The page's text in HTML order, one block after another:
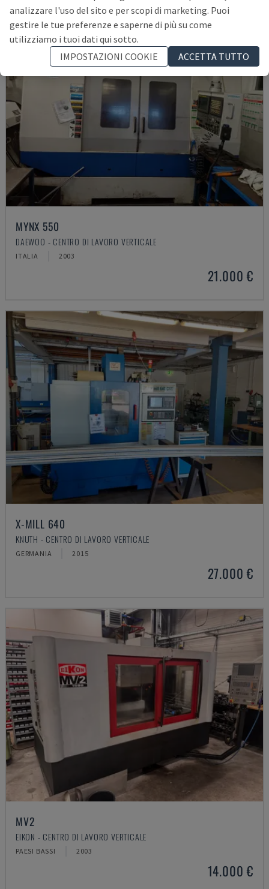
MYNX 550
DAEWOO - CENTRO DI LAVORO VERTICALE
ITALIA 2003
21.000 €
X-MILL 640
KNUTH - CENTRO DI LAVORO VERTICALE
GERMANIA 2015
27.000 €
MV2
EIKON - CENTRO DI LAVORO VERTICALE
PAESI BASSI 2003
14.000 €
analizzare l'uso del sito e per scopi di marketing. Puoi
gestire le tue preferenze e saperne di più su come
utilizziamo i tuoi dati qui sotto.
IMPOSTAZIONI COOKIE
ACCETTA TUTTO